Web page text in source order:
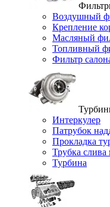
Воздушный
Крепление
Масляный
Топливный
Фильтр
Интеркулер
Патрубок
Прокладка
Трубка
Турбина